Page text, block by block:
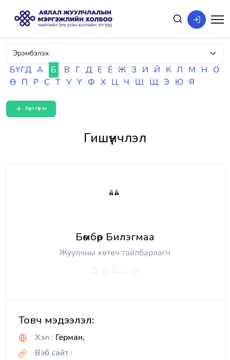
БҮГД А Б В Г Д Е Ё Ж З И Й К Л М Н О
Ө П Р С Т У Ү Ф Х Ц Ч Ш Щ Э Ю Я
Бүртгүүлэх
Гишүүнчлэл
Бөмбөр Билэгмаа
Жуулчны хөтөч тайлбарлагч
Товч мэдээлэл:
Хэл : Герман,
Вэб сайт :